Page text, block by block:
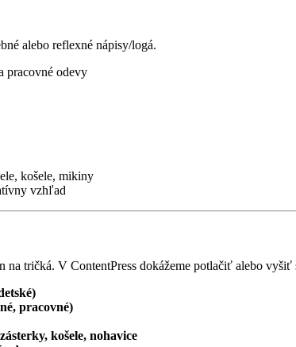
alebo reflexné nápisy/logá.
pracovné odevy
košele, mikiny
vzhľad
na tričká. V ContentPress dokážeme potlačiť alebo
pracovné)
košele, nohavice